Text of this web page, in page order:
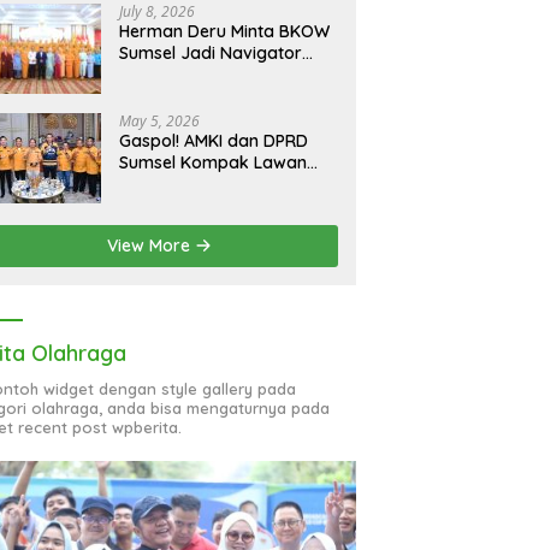
July 8, 2026
Herman Deru Minta BKOW
Sumsel Jadi Navigator
May 5, 2026
Gaspol! AMKI dan DPRD
Sumsel Kompak Lawan
View More
Olahraga
widget dengan style gallery pada
olahraga, anda bisa mengaturnya pada
recent post wpberita.